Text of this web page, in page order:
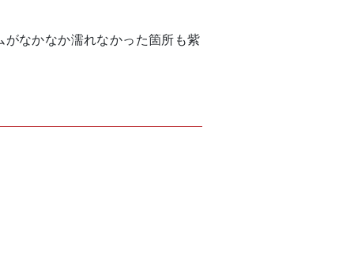
なかなか濡れなかった箇所も紫